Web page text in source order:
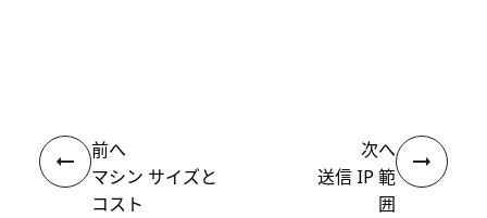
前へ
マシン サイズと
コスト
次へ
送信 IP 範
囲